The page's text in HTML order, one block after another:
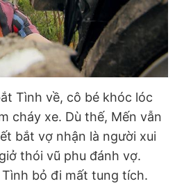
Tình về, cô bé khóc lóc
cháy xe. Dù thế, Mến vẫn
bắt vợ nhận là người xui
thói vũ phu đánh vợ.
bỏ đi mất tung tích.